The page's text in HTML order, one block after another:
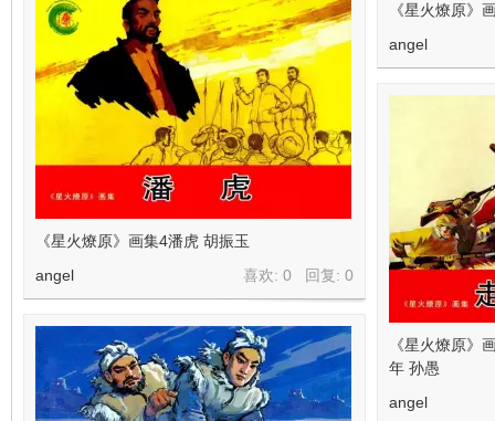
《星火燎原》
angel
《星火燎原》画集4潘虎 胡振玉
喜欢: 0 回复: 0
angel
《星火燎原》
年 孙愚
angel